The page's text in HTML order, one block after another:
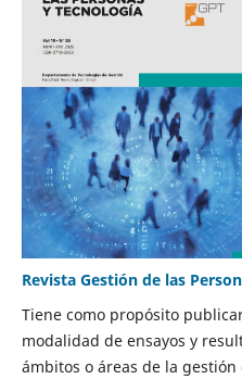
Revista Gestión de las
Tiene como propósito
modalidad de ensayos y
ámbitos o áreas de la